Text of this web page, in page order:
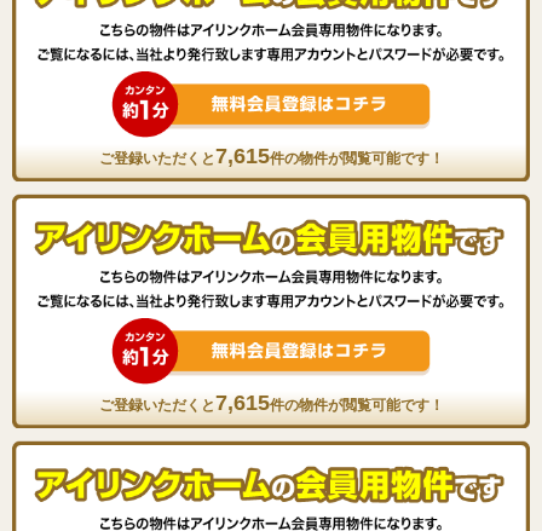
ご登録いただくと7,615件の物件が閲覧可能です！
ご登録いただくと7,615件の物件が閲覧可能です！